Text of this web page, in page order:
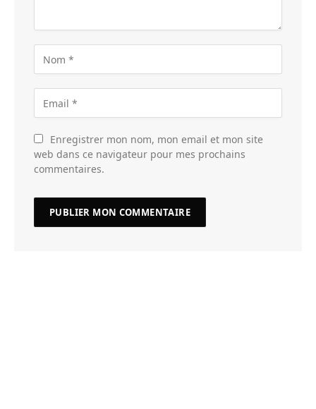
Enregistrer mon nom, mon email et mon site
web dans ce navigateur pour mes prochains
commentaires.